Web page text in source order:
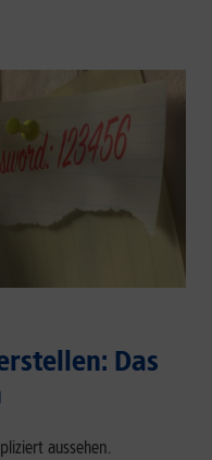
Das
aussehen.